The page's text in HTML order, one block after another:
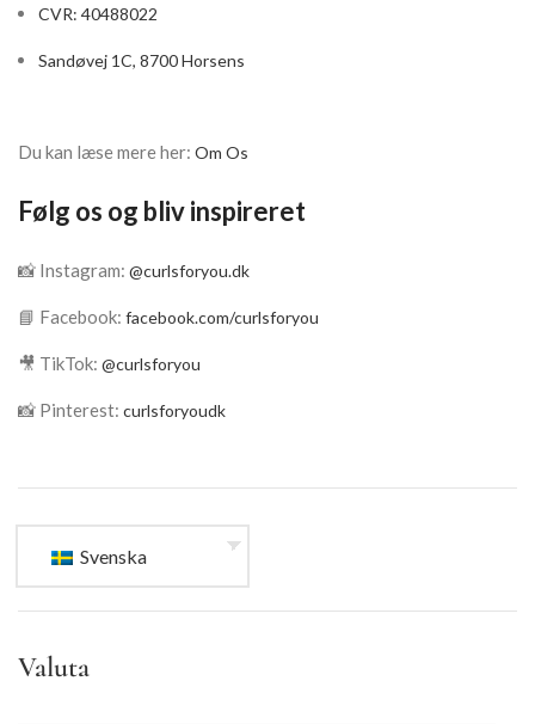
CVR: 40488022
Sandøvej 1C, 8700 Horsens
Du kan læse mere her: Om Os
Følg os og bliv inspireret
📸 Instagram: @curlsforyou.dk
📘 Facebook: facebook.com/curlsforyou
🎥 TikTok: @curlsforyou
📸 Pinterest: curlsforyoudk
Svenska
Valuta